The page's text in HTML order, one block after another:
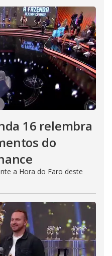
16 relembra
do
a Hora do Faro deste